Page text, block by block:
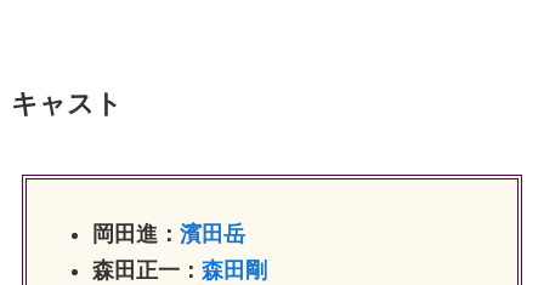
キャスト
岡田進： 濱田岳
森田正一： 森田剛